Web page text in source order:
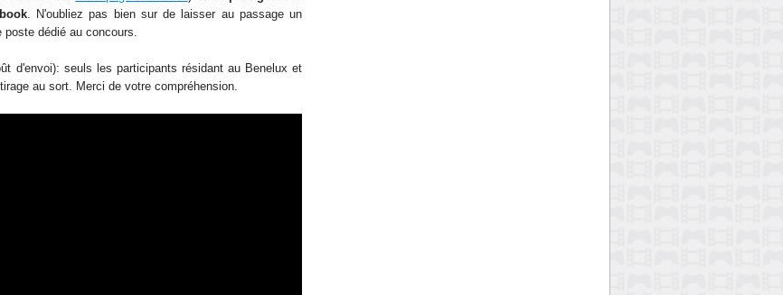
. N'oubliez pas bien sur de laisser au passage un
dédié au concours.
d'envoi): seuls les participants résidant au Benelux et
au sort. Merci de votre compréhension.